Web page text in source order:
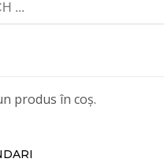
produs în coș.